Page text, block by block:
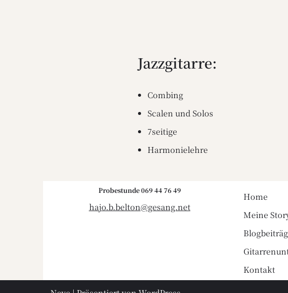
Jazzgitarre:
Combing
Scalen und Solos
7seitige
Harmonielehre
Probestunde 069 44 76 49
hajo.b.belton@gesang.net
Home
Meine
Kontakt